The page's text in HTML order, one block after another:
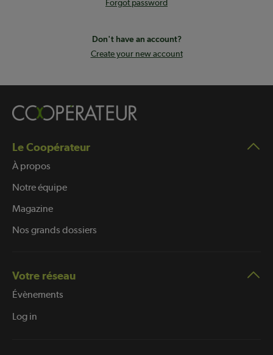
Forgot password
Don't have an account?
Create your new account
Le Coopérateur
À propos
Notre équipe
Magazine
Nos grands dossiers
Votre réseau
Évènements
Log in